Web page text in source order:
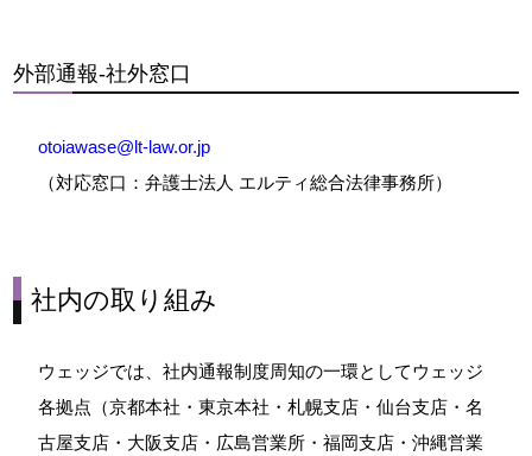
外部通報‐社外窓口
otoiawase@lt-law.or.jp
（対応窓口：弁護士法人 エルティ総合法律事務所）
社内の取り組み
ウェッジでは、社内通報制度周知の一環としてウェッジ
各拠点（京都本社・東京本社・札幌支店・仙台支店・名
古屋支店・大阪支店・広島営業所・福岡支店・沖縄営業